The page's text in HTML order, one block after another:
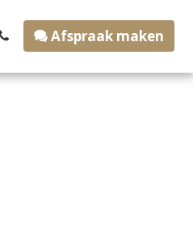
Afspraak maken